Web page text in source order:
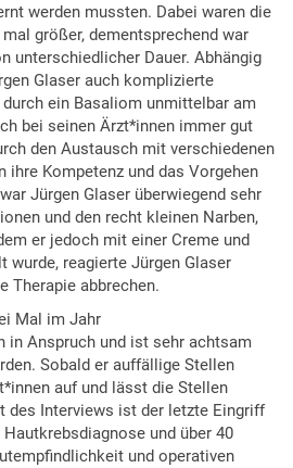
werden mussten. Dabei waren die
größer, dementsprechend war
unterschiedlicher Dauer. Abhängig
Glaser auch komplizierte
ein Basaliom unmittelbar am
bei seinen Ärzt*innen immer gut
den Austausch mit verschiedenen
ihre Kompetenz und das Vorgehen
Jürgen Glaser überwiegend sehr
und den recht kleinen Narben,
er jedoch mit einer Creme und
wurde, reagierte Jürgen Glaser
Therapie abbrechen.
Mal im Jahr
in Anspruch und ist sehr achtsam
Sobald er auffällige Stellen
auf und lässt die Stellen
des Interviews ist der letzte Eingriff
und über 40
und operativen